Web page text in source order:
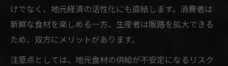
けでなく、地元経済の活性化にも直結します。消費者は
新鮮な食材を楽しめる一方、生産者は販路を拡大できる
ため、双方にメリットがあります。
注意点としては、地元食材の供給が不安定になるリスク